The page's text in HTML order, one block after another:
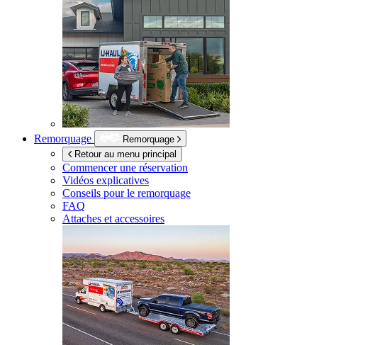
Remorquage
Remorquage
Retour au menu principal
Commencer une réservation
Vidéos explicatives
Conseils pour le remorquage
FAQ
Attaches et accessoires